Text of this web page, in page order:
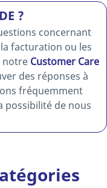
?
concernant
facturation ou les
notre Customer Care
des réponses à
fréquemment
possibilité de nous